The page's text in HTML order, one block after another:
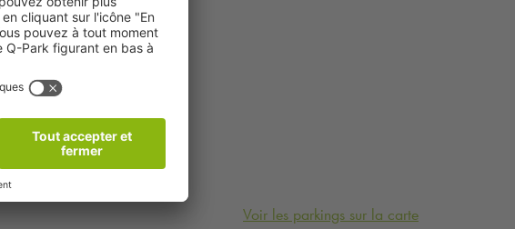
Voir les parkings sur la carte